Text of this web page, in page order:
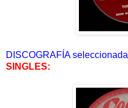
DISCOGRAFÍA seleccionada
SINGLES: